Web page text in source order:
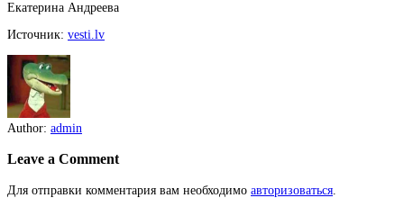
Екатерина Андреева
Источник: vesti.lv
Author: admin
Leave a Comment
Для отправки комментария вам необходимо авторизоваться